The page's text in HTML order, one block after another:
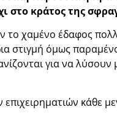
στο κράτος της
το χαμένο έδαφος
στιγμή όμως
για να
κάθε